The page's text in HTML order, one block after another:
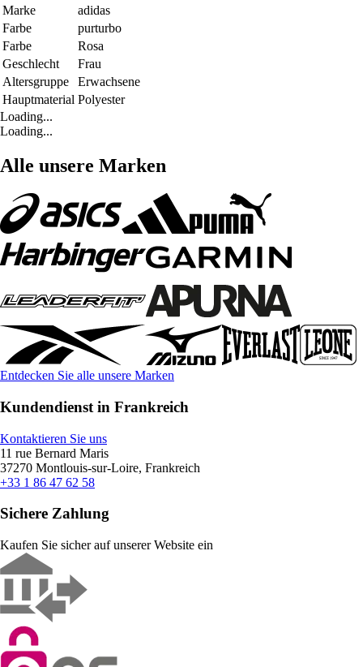
Marke
adidas
Farbe
purturbo
Farbe
Rosa
Geschlecht
Frau
Altersgruppe
Erwachsene
Hauptmaterial Polyester
Loading...
Loading...
Alle unsere Marken
Entdecken Sie alle unsere Marken
Kundendienst in Frankreich
Kontaktieren Sie uns
11 rue Bernard Maris
37270 Montlouis-sur-Loire, Frankreich
+33 1 86 47 62 58
Sichere Zahlung
Kaufen Sie sicher auf unserer Website ein